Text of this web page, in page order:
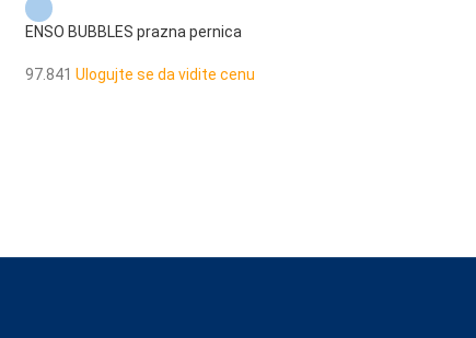
ENSO BUBBLES prazna pernica
97.841 Ulogujte se da vidite cenu